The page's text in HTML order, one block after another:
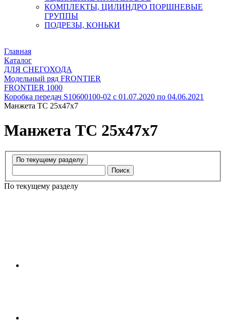
КОМПЛЕКТЫ, ЦИЛИНДРО ПОРШНЕВЫЕ
ГРУППЫ
ПОДРЕЗЫ, КОНЬКИ
Главная
Каталог
ДЛЯ СНЕГОХОДА
Модельный ряд FRONTIER
FRONTIER 1000
Коробка передач S10600100-02 с 01.07.2020 по 04.06.2021
Манжета ТС 25х47х7
Манжета ТС 25х47х7
Поиск
По текущему разделу